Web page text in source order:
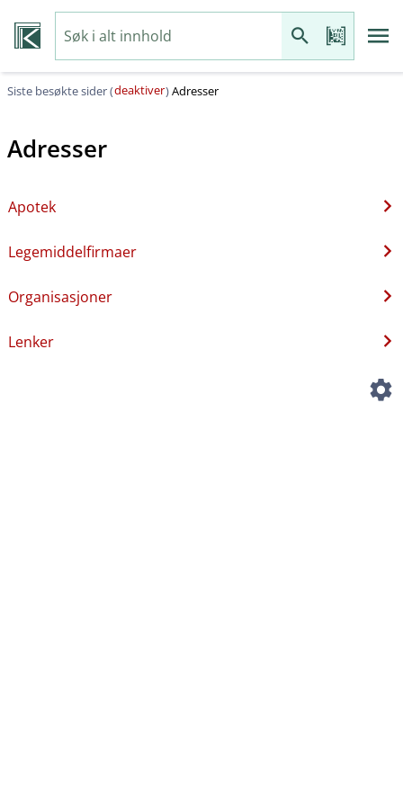
Siste besøkte sider (deaktiver)Adresser
Adresser
Apotek
Legemiddelfirmaer
Organisasjoner
Lenker